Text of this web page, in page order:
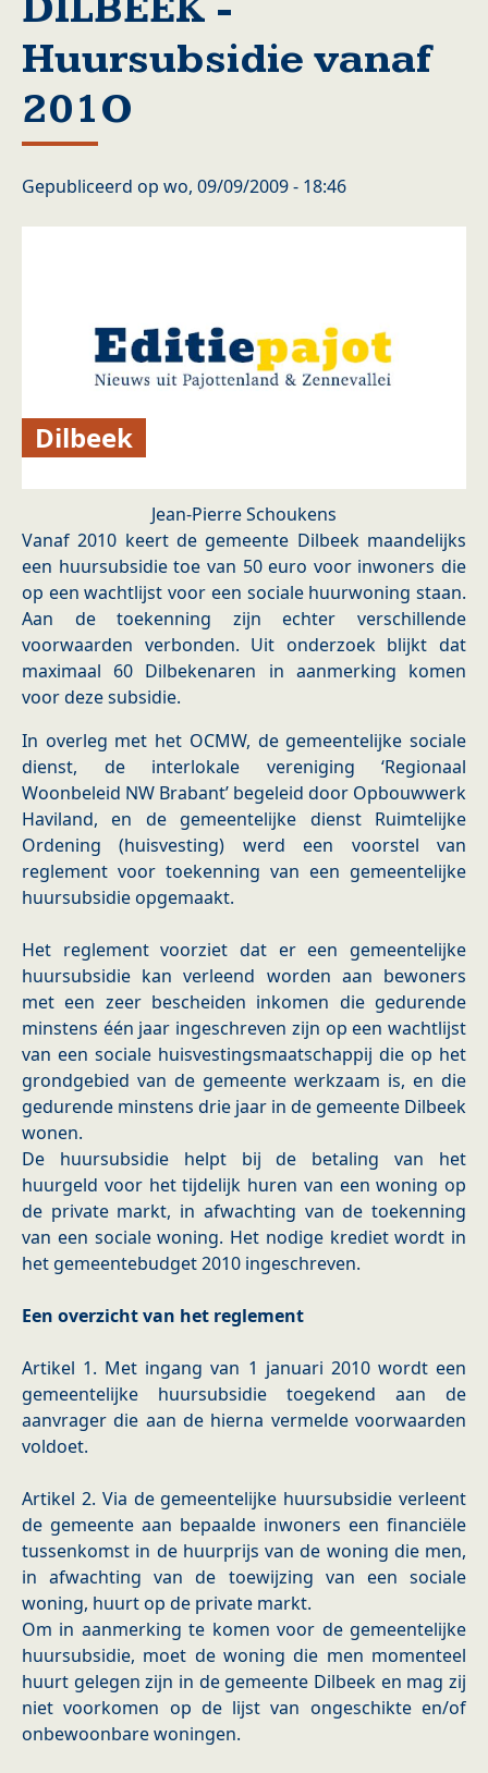
Huursubsidie vanaf
201O
Gepubliceerd op wo, 09/09/2009 - 18:46
Dilbeek
Jean-Pierre Schoukens
Vanaf 2010 keert de gemeente Dilbeek maandelijks
een huursubsidie toe van 50 euro voor inwoners die
op een wachtlijst voor een sociale huurwoning staan.
Aan de toekenning zijn echter verschillende
voorwaarden verbonden. Uit onderzoek blijkt dat
maximaal 60 Dilbekenaren in aanmerking komen
voor deze subsidie.
In overleg met het OCMW, de gemeentelijke sociale
dienst, de interlokale vereniging ‘Regionaal
Woonbeleid NW Brabant’ begeleid door Opbouwwerk
Haviland, en de gemeentelijke dienst Ruimtelijke
Ordening (huisvesting) werd een voorstel van
reglement voor toekenning van een gemeentelijke
huursubsidie opgemaakt.
Het reglement voorziet dat er een gemeentelijke
huursubsidie kan verleend worden aan bewoners
met een zeer bescheiden inkomen die gedurende
minstens één jaar ingeschreven zijn op een wachtlijst
van een sociale huisvestingsmaatschappij die op het
grondgebied van de gemeente werkzaam is, en die
gedurende minstens drie jaar in de gemeente Dilbeek
wonen.
De huursubsidie helpt bij de betaling van het
huurgeld voor het tijdelijk huren van een woning op
de private markt, in afwachting van de toekenning
van een sociale woning. Het nodige krediet wordt in
het gemeentebudget 2010 ingeschreven.
Een overzicht van het reglement
Artikel 1. Met ingang van 1 januari 2010 wordt een
gemeentelijke huursubsidie toegekend aan de
aanvrager die aan de hierna vermelde voorwaarden
voldoet.
Artikel 2. Via de gemeentelijke huursubsidie verleent
de gemeente aan bepaalde inwoners een financiële
tussenkomst in de huurprijs van de woning die men,
in afwachting van de toewijzing van een sociale
woning, huurt op de private markt.
Om in aanmerking te komen voor de gemeentelijke
huursubsidie, moet de woning die men momenteel
huurt gelegen zijn in de gemeente Dilbeek en mag zij
niet voorkomen op de lijst van ongeschikte en/of
onbewoonbare woningen.